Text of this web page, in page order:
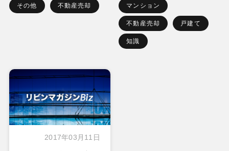
その他 不動産売却 マンション
不動産売却 戸建て
知識
2017年03月11日